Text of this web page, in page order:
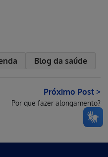
Blog da saúde
Próximo Post >
Por que fazer alongamento?